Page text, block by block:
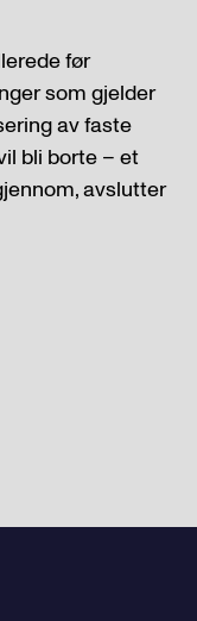
før
som gjelder
av faste
bli borte– et
avslutter